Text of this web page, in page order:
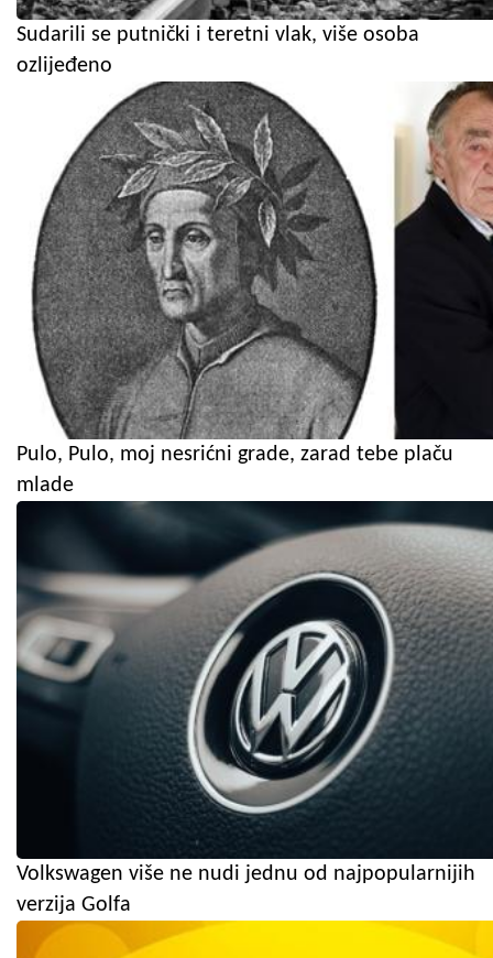
Sudarili se putnički i teretni vlak, više osoba
ozlijeđeno
Pulo, Pulo, moj nesrićni grade, zarad tebe plaču
mlade
Volkswagen više ne nudi jednu od najpopularnijih
verzija Golfa